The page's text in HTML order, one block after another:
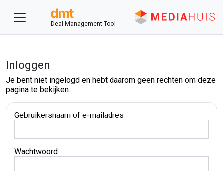
Deal Management Tool
Inloggen
Je bent niet ingelogd en hebt daarom geen rechten om deze
pagina te bekijken.
Gebruikersnaam of e-mailadres
Wachtwoord